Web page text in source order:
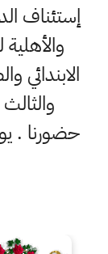
إستئناف
الابندائي
حضورنا .